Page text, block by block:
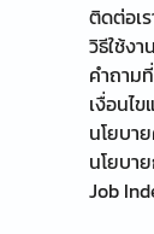
ติดต่อเร
วิธีใช้งาน
คำถาม
เงื่อนไ
นโยบา
นโยบา
Job